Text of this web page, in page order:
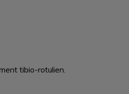
tibio-rotulien.